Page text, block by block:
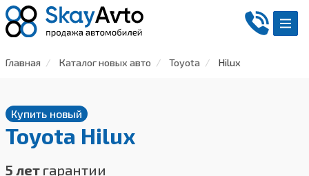
Главная Каталог новых авто Toyota Hilux
Купить новый
Toyota Hilux
5 лет гарантии